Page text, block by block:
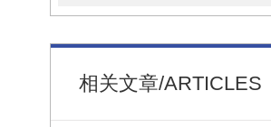
相关文章/ARTICLES